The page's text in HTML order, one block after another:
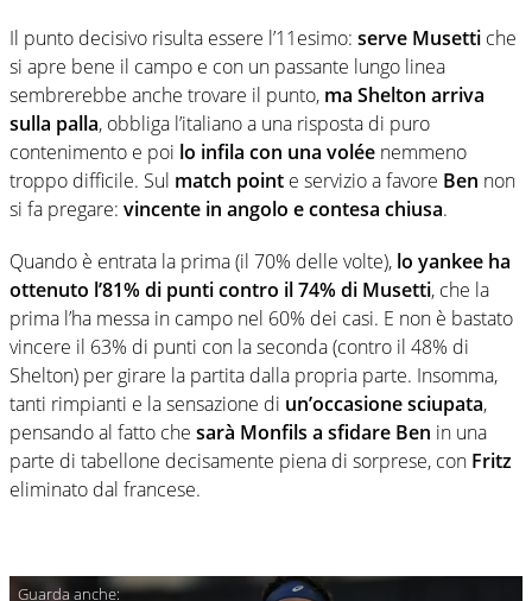
Il punto decisivo risulta essere l’11esimo: serve Musetti che
si apre bene il campo e con un passante lungo linea
sembrerebbe anche trovare il punto, ma Shelton arriva
sulla palla, obbliga l’italiano a una risposta di puro
contenimento e poi lo infila con una volée nemmeno
troppo difficile. Sul match point e servizio a favore Ben non
si fa pregare: vincente in angolo e contesa chiusa.
Quando è entrata la prima (il 70% delle volte), lo yankee ha
ottenuto l’81% di punticontro il 74% di Musetti, che la
prima l’ha messa in campo nel 60% dei casi. E non è bastato
vincere il 63% di punti con la seconda (contro il 48% di
Shelton) per girare la partita dalla propria parte. Insomma,
tanti rimpianti e la sensazione di un’occasione sciupata,
pensando al fatto che sarà Monfils a sfidare Ben in una
parte di tabellone decisamente piena di sorprese, con Fritz
eliminato dal francese.